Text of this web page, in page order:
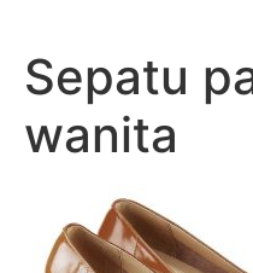
konten
Sepatu
wanita